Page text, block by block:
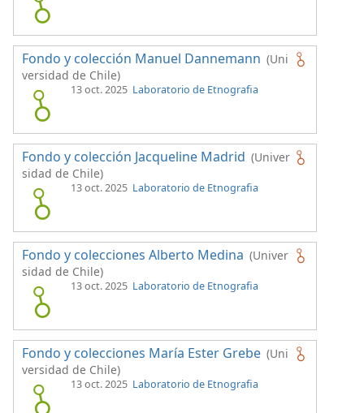
Fondo y colección Manuel Dannemann (Uni
versidad de Chile)
13 oct. 2025 Laboratorio de Etnografia
Fondo y colección Jacqueline Madrid (Univer
sidad de Chile)
13 oct. 2025 Laboratorio de Etnografia
Fondo y colecciones Alberto Medina (Univer
sidad de Chile)
13 oct. 2025 Laboratorio de Etnografia
Fondo y colecciones María Ester Grebe (Uni
versidad de Chile)
13 oct. 2025 Laboratorio de Etnografia